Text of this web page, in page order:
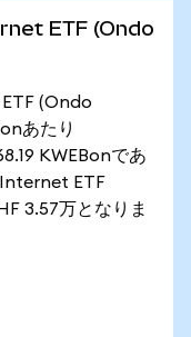
ETF (Ondo
(Ondo
あたり
KWEBonであ
ETF
3.57万となりま